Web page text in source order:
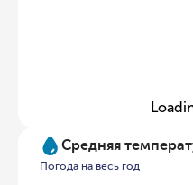
Средняя
Погода на весь год